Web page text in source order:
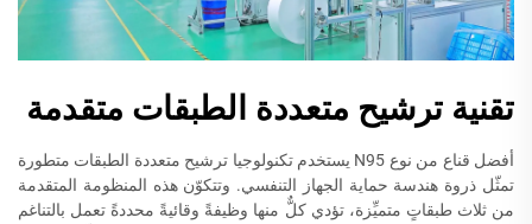
تقنية ترشيح متعددة الطبقات متقدمة
أفضل قناع من نوع N95 يستخدم تكنولوجيا ترشيح متعددة الطبقات متطورة
تمثّل ذروة هندسة حماية الجهاز التنفسي. وتتكوّن هذه المنظومة المتقدمة
من ثلاث طبقاتٍ متميِّزة، تؤدي كلٌّ منها وظيفةً وقائيةً محددةً تعمل بالتناغم